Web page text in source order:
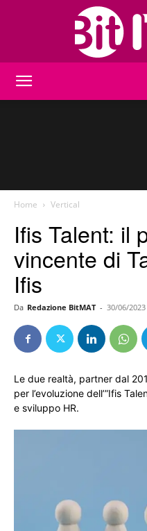
Home Vertical
Ifis Talent: il
vincente di
Ifis
Da Redazione BitMAT - 30/06/2023
Le due realtà, partner dal
per l’evoluzione dell’”Ifis
e sviluppo HR.